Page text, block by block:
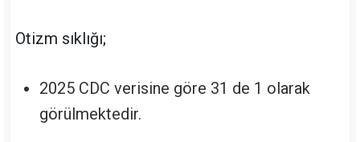
Otizm sıklığı;
2025 CDC verisine göre 31 de 1 olarak
görülmektedir.